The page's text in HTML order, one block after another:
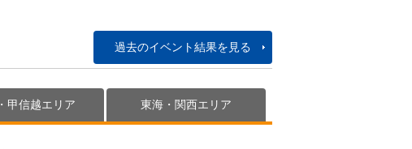
過去のイベント結果を見る
甲信越エリア 東海・関西エリア